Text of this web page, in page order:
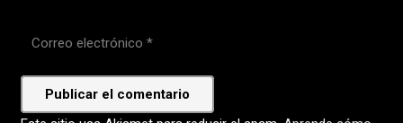
Publicar el comentario